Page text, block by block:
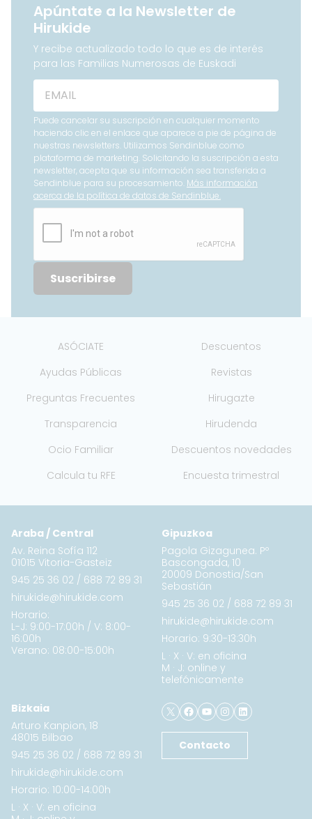
Apúntate a la Newsletter de
Hirukide
Y recibe actualizado todo lo que es de interés
para las Familias Numerosas de Euskadi
Puede cancelar su suscripción en cualquier momento
haciendo clic en el enlace que aparece a pie de página de
nuestras newsletters. Utilizamos Sendinblue como
plataforma de marketing. Solicitando la suscripción a esta
newsletter, acepta que su información sea transferida a
Sendinblue para su procesamiento. Más información
acerca de la política de datos de Sendinblue.
Suscribirse
ASÓCIATE
Descuentos
Ayudas Públicas
Revistas
Preguntas Frecuentes
Hirugazte
Transparencia
Hirudenda
Ocio Familiar
Descuentos novedades
Calcula tu RFE
Encuesta trimestral
Araba / Central
Av. Reina Sofía 112
01015 Vitoria-Gasteiz
945 25 36 02 / 688 72 89 31
hirukide@hirukide.com
Horario:
L-J: 9:00-17:00h / V: 8:00-
16:00h
Verano: 08:00-15:00h
Gipuzkoa
Pagola Gizagunea. Pº
Bascongada, 10
20009 Donostia/San
Sebastián
945 25 36 02 / 688 72 89 31
hirukide@hirukide.com
Horario: 9:30-13:30h
L · X · V: en oficina
M · J: online y
telefónicamente
Bizkaia
Arturo Kanpion, 18
48015 Bilbao
945 25 36 02 / 688 72 89 31
hirukide@hirukide.com
Horario: 10:00-14:00h
L · X · V: en oficina
X Facebook
YouTube
Instagram
LinkedIn
Contacto